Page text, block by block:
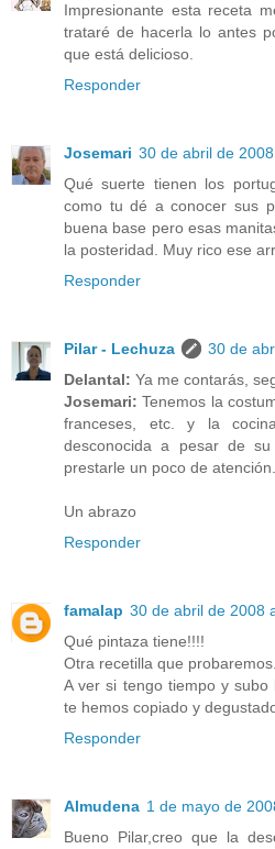
Impresionante esta receta
trataré de hacerla lo antes
que está delicioso.
Responder
Josemari 30 de abril de
Qué suerte tienen los
como tu dé a conocer sus
buena base pero esas
la posteridad. Muy rico ese
Responder
Pilar - Lechuza
30 de
Delantal: Ya me contarás,
Josemari: Tenemos la
franceses, etc. y la
desconocida a pesar de
prestarle un poco de atención.
Un abrazo
Responder
famalap 30 de abril de 2008
Qué pintaza tiene!!!!
Otra recetilla que
A ver si tengo tiempo y
te hemos copiado y
Responder
Almudena 1 de mayo de
Bueno Pilar,creo que la